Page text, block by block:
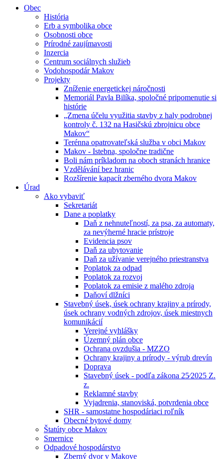
Obec
História
Erb a symbolika obce
Osobnosti obce
Prírodné zaujímavosti
Inzercia
Centrum sociálnych služieb
Vodohospodár Makov
Projekty
Zníženie energetickej náročnosti
Memoriál Pavla Bilíka, spoločné pripomenutie si
histórie
„Zmena účelu využitia stavby z haly podrobnej
kontroly č. 132 na Hasičskú zbrojnicu obce
Makov“
Terénna opatrovateľská služba v obci Makov
Makov - Istebna, spoločne tradične
Boli nám príkladom na oboch stranách hranice
Vzdělávání bez hranic
Rozšírenie kapacít zberného dvora Makov
Úrad
Ako vybaviť
Sekretariát
Dane a poplatky
Daň z nehnuteľností, za psa, za automaty,
za nevýherné hracie prístroje
Evidencia psov
Daň za ubytovanie
Daň za užívanie verejného priestranstva
Poplatok za odpad
Poplatok za rozvoj
Poplatok za emisie z malého zdroja
Daňoví dlžníci
Stavebný úsek, úsek ochrany krajiny a prírody,
úsek ochrany vodných zdrojov, úsek miestnych
komunikácií
Verejné vyhlášky
Územný plán obce
Ochrana ovzdušia - MZZO
Ochrany krajiny a prírody - výrub drevín
Doprava
Stavebný úsek - podľa zákona 25⁄2025 Z.
z.
Reklamné stavby
Vyjadrenia, stanoviská, potvrdenia obce
SHR - samostatne hospodáriaci roľník
Obecné bytové domy
Štatúty obce Makov
Smernice
Odpadové hospodárstvo
Zberný dvor v Makove